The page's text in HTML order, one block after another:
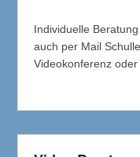
Individuelle
auch per Mail
Videokonferenz